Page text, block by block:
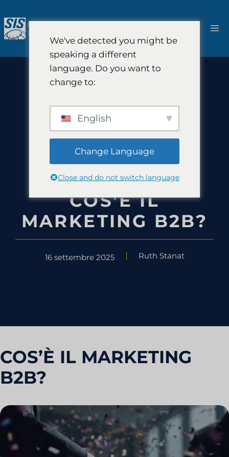
al
contenuto
COS’È IL
MARKETING B2B?
16 settembre 2025 Ruth Stanat
COS’È IL MARKETING
B2B?
We've detected you might be
speaking a different
language. Do you want to
change to:
English
Change Language
Close and do not switch language